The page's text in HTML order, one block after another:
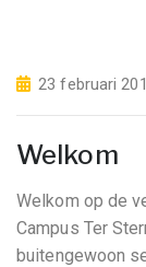
23 februari
Welkom
Welkom op de
Campus Ter
buitengewoon